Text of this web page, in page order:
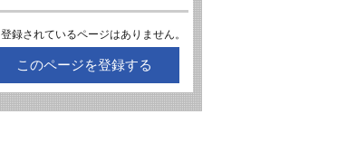
登録されているページはありません。
このページを登録する